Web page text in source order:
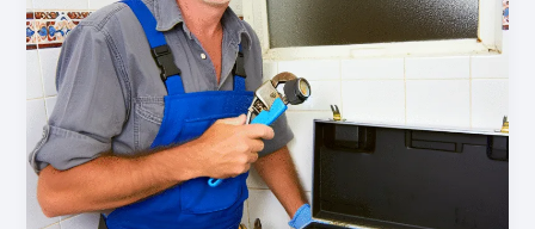
Indispensables
Pour
Sauver
Votre
Maison
L’Inondation